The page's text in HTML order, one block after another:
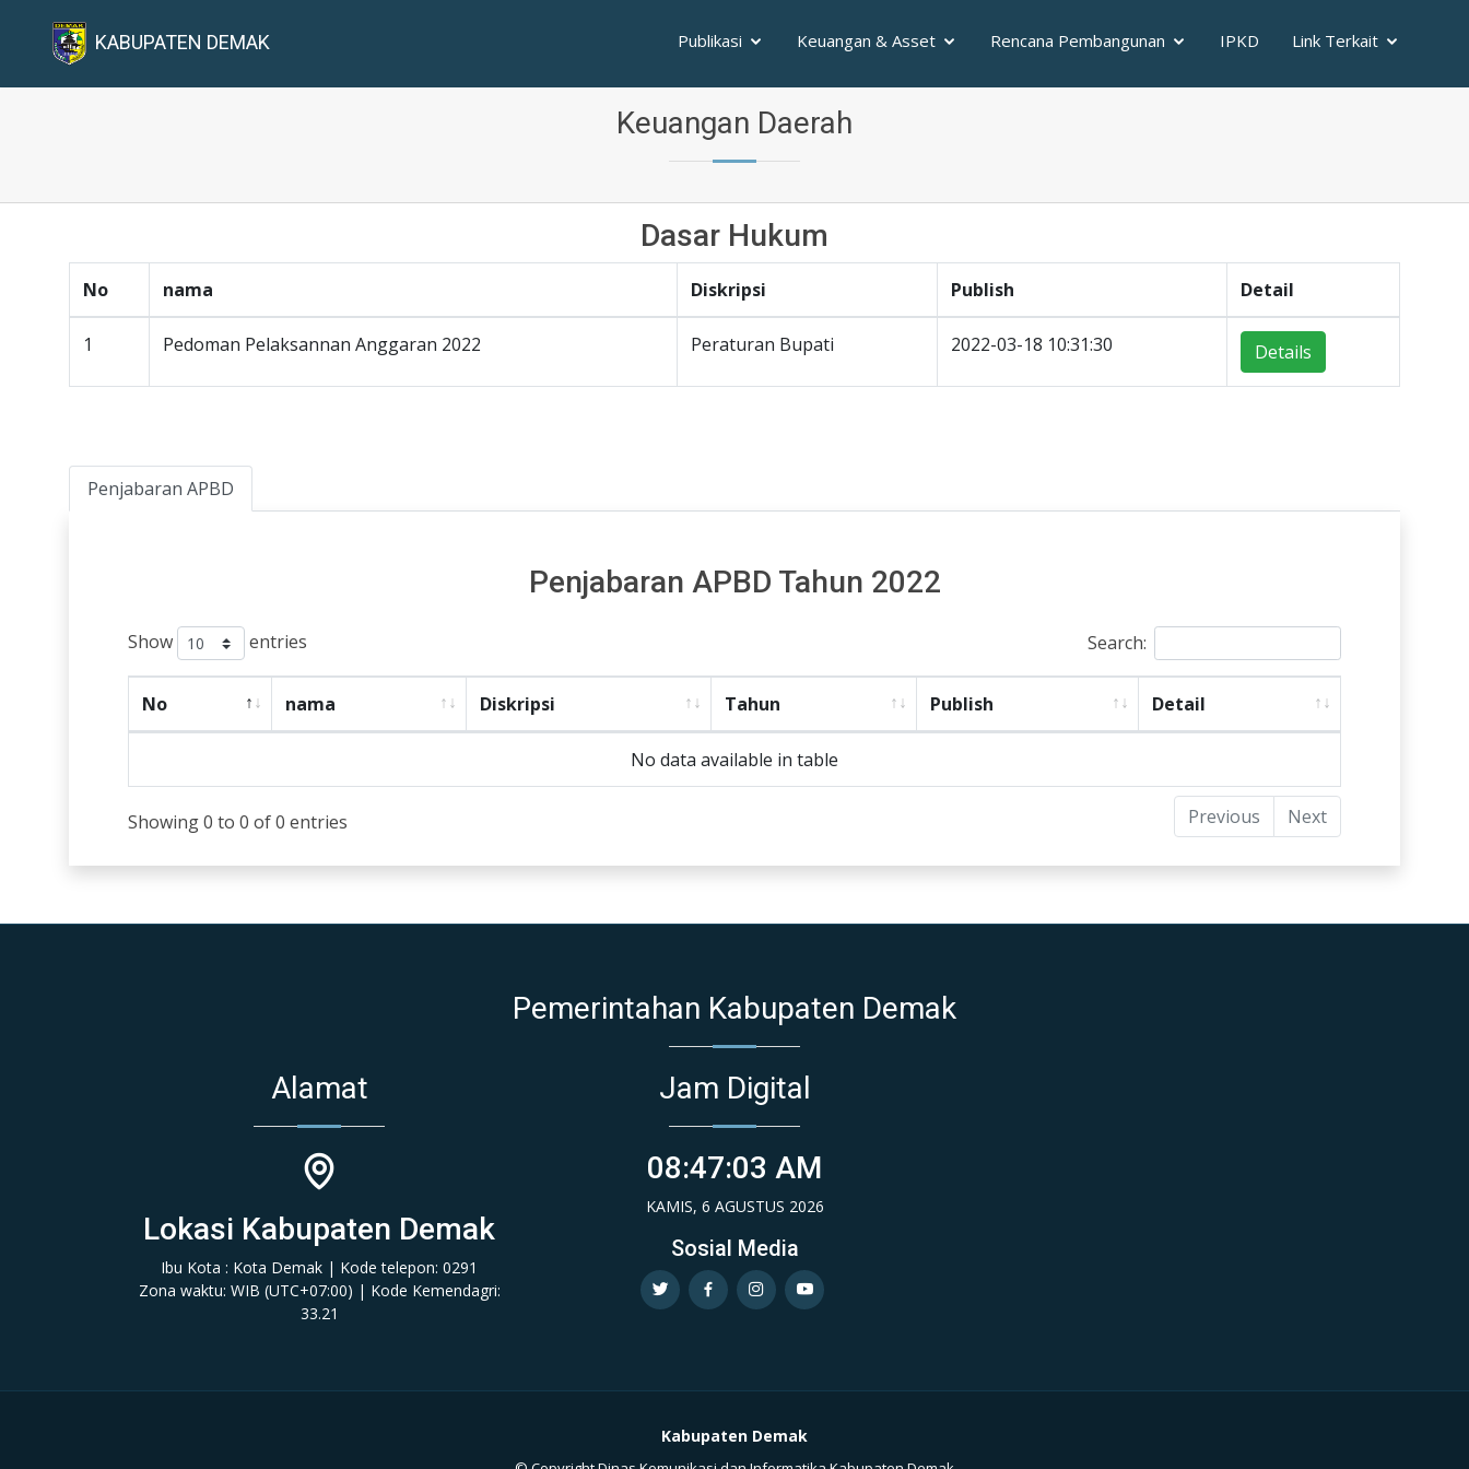
KABUPATEN DEMAK Publikasi Keuangan & Asset Rencana Pembangunan IPKD Link Terkait
Keuangan Daerah
Dasar Hukum
No nama Diskripsi Publish Detail
1 Pedoman Pelaksannan Anggaran 2022 Peraturan Bupati 2022-03-18 10:31:30 Details
Penjabaran APBD
Penjabaran APBD Tahun 2022
Show entries Search:
No nama Diskripsi Tahun Publish Detail
No data available in table
Showing 0 to 0 of 0 entries Previous Next
Pemerintahan Kabupaten Demak
Alamat
Lokasi Kabupaten Demak
Ibu Kota : Kota Demak | Kode telepon: 0291
Zona waktu: WIB (‎UTC+07:00‎)‎ | Kode Kemendagri:
33.21
Jam Digital
08:47:03 AM
KAMIS, 6 AGUSTUS 2026
Sosial Media
Kabupaten Demak